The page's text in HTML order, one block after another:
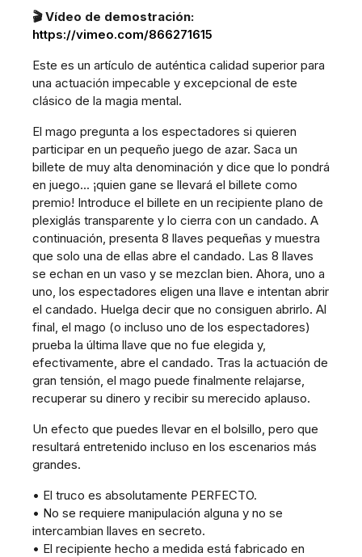
🎬 Vídeo de demostración:
https://vimeo.com/866271615
Este es un artículo de auténtica calidad superior para
una actuación impecable y excepcional de este
clásico de la magia mental.
El mago pregunta a los espectadores si quieren
participar en un pequeño juego de azar. Saca un
billete de muy alta denominación y dice que lo pondrá
en juego... ¡quien gane se llevará el billete como
premio! Introduce el billete en un recipiente plano de
plexiglás transparente y lo cierra con un candado. A
continuación, presenta 8 llaves pequeñas y muestra
que solo una de ellas abre el candado. Las 8 llaves
se echan en un vaso y se mezclan bien. Ahora, uno a
uno, los espectadores eligen una llave e intentan abrir
el candado. Huelga decir que no consiguen abrirlo. Al
final, el mago (o incluso uno de los espectadores)
prueba la última llave que no fue elegida y,
efectivamente, abre el candado. Tras la actuación de
gran tensión, el mago puede finalmente relajarse,
recuperar su dinero y recibir su merecido aplauso.
Un efecto que puedes llevar en el bolsillo, pero que
resultará entretenido incluso en los escenarios más
grandes.
• El truco es absolutamente PERFECTO.
• No se requiere manipulación alguna y no se
intercambian llaves en secreto.
• El recipiente hecho a medida está fabricado en